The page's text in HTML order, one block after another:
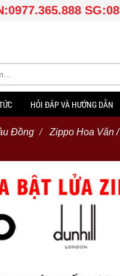
HỎI ĐÁP VÀ HƯỚNG DẪN
Đồng Zippo Hoa Văn